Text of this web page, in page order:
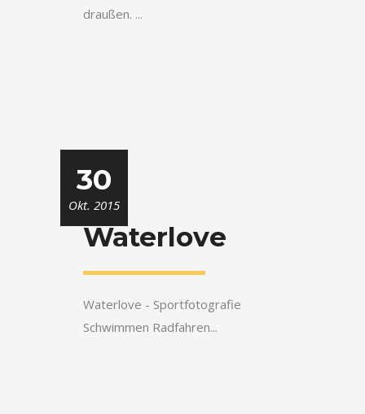
draußen. ...
30
Okt. 2015
Waterlove
Waterlove - Sportfotografie
Schwimmen Radfahren...